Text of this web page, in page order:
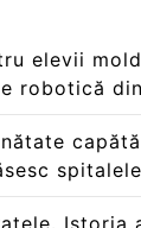
elevii
robotică
spitalele